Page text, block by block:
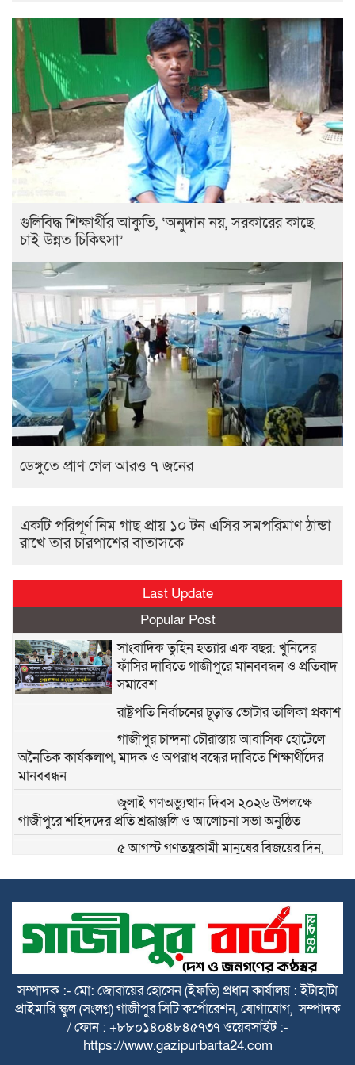
গুলিবিদ্ধ শিক্ষার্থীর আকুতি, ‘অনুদান নয়, সরকারের কাছে
চাই উন্নত চিকিৎসা’
ডেঙ্গুতে প্রাণ গেল আরও ৭ জনের
একটি পরিপূর্ণ নিম গাছ প্রায় ১০ টন এসির সমপরিমাণ ঠান্ডা
রাখে তার চারপাশের বাতাসকে
Last Update
Popular Post
সাংবাদিক তুহিন হত্যার এক বছর: খুনিদের
ফাঁসির দাবিতে গাজীপুরে মানববন্ধন ও প্রতিবাদ
সমাবেশ
রাষ্ট্রপতি নির্বাচনের চূড়ান্ত ভোটার তালিকা প্রকাশ
গাজীপুর চান্দনা চৌরাস্তায় আবাসিক হোটেলে
অনৈতিক কার্যকলাপ, মাদক ও অপরাধ বন্ধের দাবিতে শিক্ষার্থীদের
মানববন্ধন
জুলাই গণঅভ্যুত্থান দিবস ২০২৬ উপলক্ষে
গাজীপুরে শহিদদের প্রতি শ্রদ্ধাঞ্জলি ও আলোচনা সভা অনুষ্ঠিত
৫ আগস্ট গণতন্ত্রকামী মানুষের বিজয়ের দিন,
নেই: ডিবি প্রধান
গাজীপুরের কোনাবাড়ীতে আইফোনসহ ৪৪টি
চোরাই মোবাইল উদ্ধার, গ্রেপ্তার ২
বাসন থানার বিশেষ অভিযানে পুলিশ আক্রান্ত ও
মাদক মামলার ৫ আসামি গ্রেপ্তার
সম্পাদক :- মো: জোবায়ের হোসেন (ইফতি) প্রধান কার্যালয় : ইটাহাটা
প্রাইমারি স্কুল (সংলগ্ন) গাজীপুর সিটি কর্পোরেশন, যোগাযোগ, সম্পাদক
/ ফোন : +৮৮০১৪০৪৮৪৫৭৩৭ ওয়েবসাইট :-
https://www.gazipurbarta24.com